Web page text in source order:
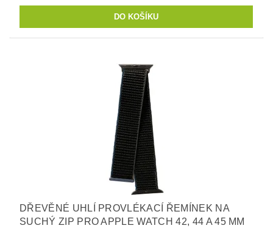
DŘEVĚNÉ UHLÍ PROVLÉKACÍ ŘEMÍNEK NA
SUCHÝ ZIP PRO APPLE WATCH 42, 44 A 45 MM